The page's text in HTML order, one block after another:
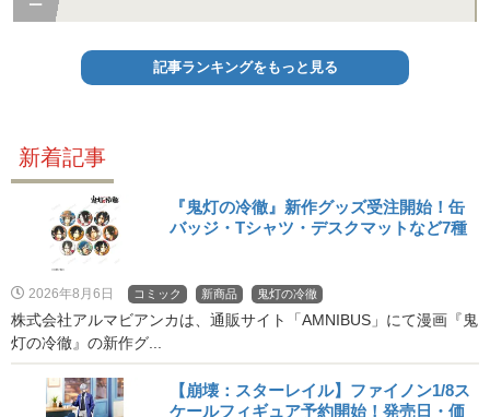
記事ランキングをもっと見る
新着記事
『鬼灯の冷徹』新作グッズ受注開始！缶
バッジ・Tシャツ・デスクマットなど7種
2026年8月6日 コミック 新商品 鬼灯の冷徹
株式会社アルマビアンカは、通販サイト「AMNIBUS」にて漫画『鬼
灯の冷徹』の新作グ...
【崩壊：スターレイル】ファイノン1/8ス
ケールフィギュア予約開始！発売日・価